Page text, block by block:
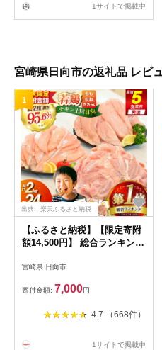
1サイトで掲載中
宮崎県日向市の返礼品 レビ
1
出典：楽天ふるさと納税
【ふるさと納税】【限定寄附
額14,500円】 総合ランキング
2kg 〜 24kg 定期便 選べる
シー 日向市 452061066] 冷凍
肉 ムネ肉 ささみ ササミ 個包
宮崎県 日向市
寄付金額: 7,000円
4.7 （668件）
1サイトで掲載中